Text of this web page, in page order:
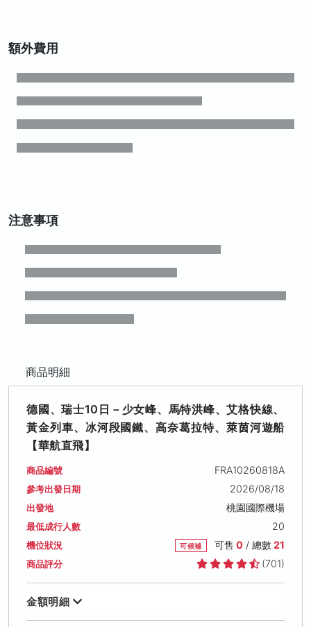
額外費用
注意事項
商品明細
德國、瑞士10日－少女峰、馬特洪峰、艾格快線、
黃金列車、冰河段國鐵、高奈葛拉特、萊茵河遊船
【華航直飛】
商品編號 FRA10260818A
參考出發日期 2026/08/18
出發地 桃園國際機場
最低成行人數 20
機位狀況 可候補 可售 0/ 總數21
商品評分 (701)
金額明細